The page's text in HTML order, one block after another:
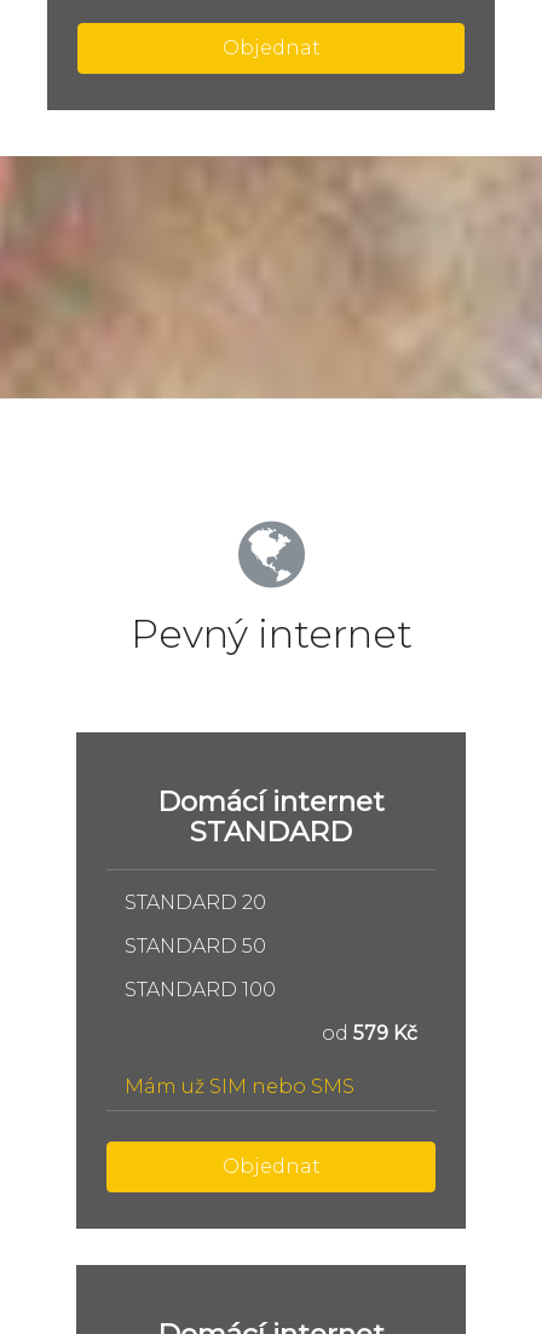
Objednat
Pevný internet
Domácí internet
STANDARD
STANDARD 20
STANDARD 50
STANDARD 100
od 579 Kč
Mám už SIM nebo SMS
Objednat